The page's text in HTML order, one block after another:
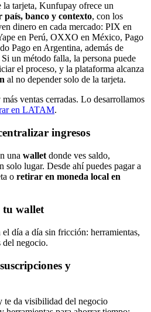
la tarjeta, Kunfupay ofrece un
país, banco y contexto, con los
dinero en cada mercado: PIX en
en Perú, OXXO en México, Pago
Pago en Argentina, además de
un método falla, la persona puede
el proceso, y la plataforma alcanza
al no depender solo de la tarjeta.
ventas cerradas. Lo desarrollamos
en LATAM.
ingresos
una wallet donde ves saldo,
solo lugar. Desde ahí puedes pagar a
o retirar en moneda local en
tu wallet
el día a día sin fricción: herramientas,
del negocio.
y
te da visibilidad del negocio